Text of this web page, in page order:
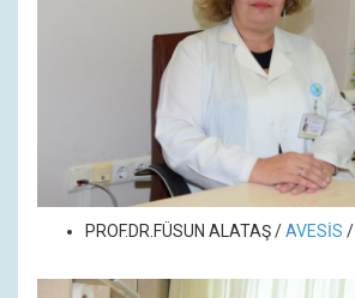
PROF.DR.FÜSUN ALATAŞ /AVESİS /